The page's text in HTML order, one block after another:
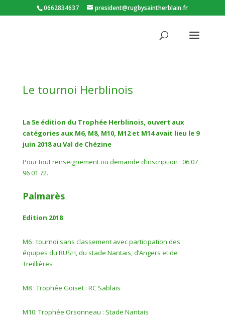
0662834637 president@rugbysaintherblain.fr
Le tournoi Herblinois
La 5e édition du Trophée Herblinois, ouvert aux
catégories aux M6, M8, M10, M12 et M14 avait lieu le 9
juin 2018 au Val de Chézine
Pour tout renseignement ou demande d’inscription : 06 07
96 01 72.
Palmarès
Edition 2018
M6 : tournoi sans classement avec participation des
équipes du RUSH, du stade Nantais, d’Angers et de
Treillières
M8 : Trophée Goiset : RC Sablais
M10: Trophée Orsonneau : Stade Nantais